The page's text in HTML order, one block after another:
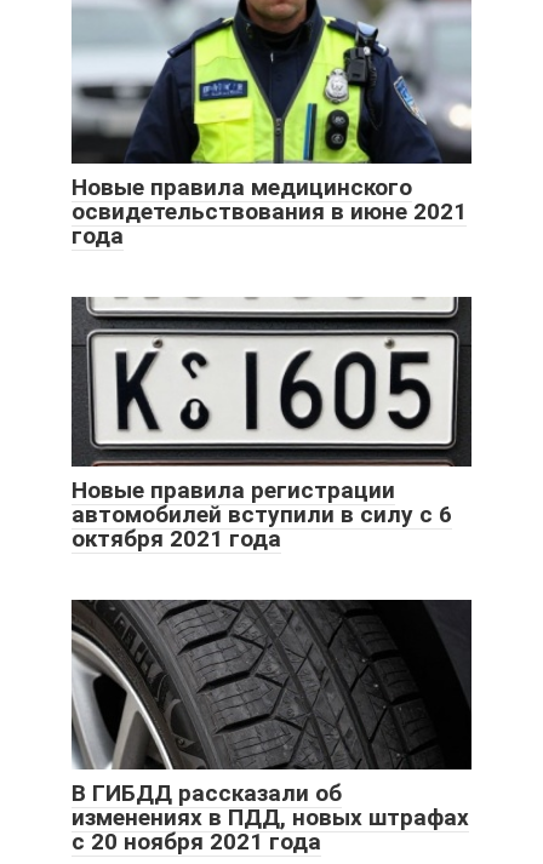
Новые правила медицинского
освидетельствования в июне 2021
года
Новые правила регистрации
автомобилей вступили в силу с 6
октября 2021 года
В ГИБДД рассказали об
изменениях в ПДД, новых штрафах
с 20 ноября 2021 года